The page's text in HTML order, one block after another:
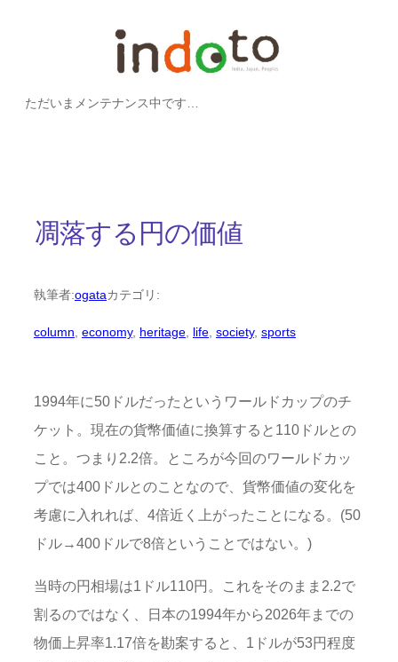
ただいまメンテナンス中です…
凋落する円の価値
執筆者:ogataカテゴリ:
column economy, heritage life society, sports
1994年に50ドルだったというワールドカップのチ
ケット。現在の貨幣価値に換算すると110ドルとの
こと。つまり2.2倍。ところが今回のワールドカッ
プでは400ドルとのことなので、貨幣価値の変化を
考慮に入れれば、4倍近く上がったことになる。(50
ドル→400ドルで8倍ということではない。)
当時の円相場は1ドル110円。これをそのまま2.2で
割るのではなく、日本の1994年から2026年までの
物価上昇率1.17倍を勘案すると、1ドルが53円程度